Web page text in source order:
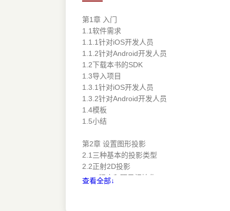
第1章 入门
1.1软件需求
1.1.1针对iOS开发人员
1.1.2针对Android开发人员
1.2下载本书的SDK
1.3导入项目
1.3.1针对iOS开发人员
1.3.2针对Android开发人员
1.4模板
1.5小结
第2章 设置图形投影
2.1三种基本的投影类型
2.2正射2D投影
2.2.1程序和项目初始化
查看全部↓